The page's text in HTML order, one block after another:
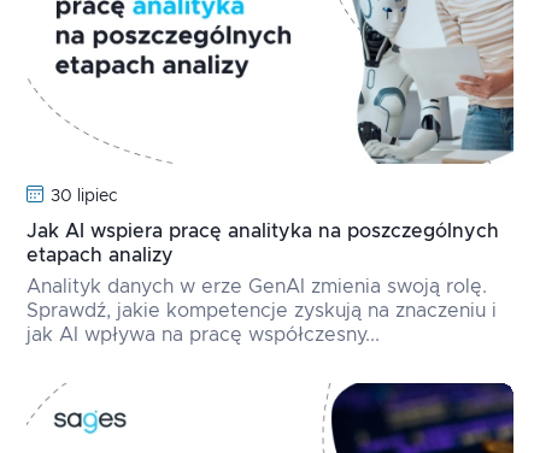
30 lipiec
Jak AI wspiera pracę analityka na poszczególnych
etapach analizy
Analityk danych w erze GenAI zmienia swoją rolę.
Sprawdź, jakie kompetencje zyskują na znaczeniu i
jak AI wpływa na pracę współczesny...